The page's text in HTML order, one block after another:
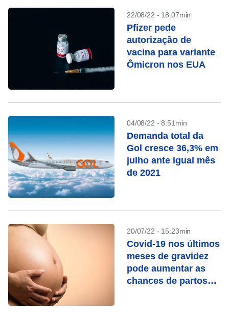
22/08/22 - 18:07min
Pfizer pede
autorização de
vacina para variante
Ômicron nos EUA
04/08/22 - 8:51min
Demanda total da
Gol cresce 36,3% em
julho ante igual mês
de 2021
20/07/22 - 15:23min
Covid-19 nos últimos
meses de gravidez
pode aumentar as
chances de partos